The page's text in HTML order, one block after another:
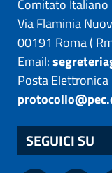
Comitato
Via Flaminia
00191 Roma(
Email:
Posta
SEGUICI SU